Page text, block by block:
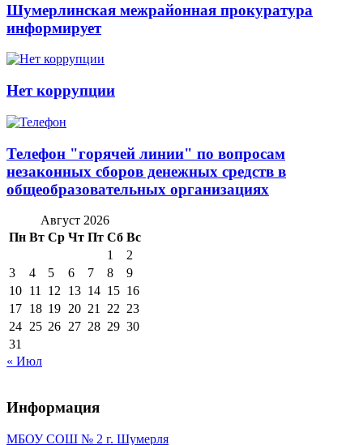
Шумерлинская межрайонная прокуратура
информирует
Нет коррупции
Телефон "горячей линии" по вопросам
незаконных сборов денежных средств в
общеобразовательных организациях
Август 2026
Пн Вт Ср Чт Пт Сб Вс
1
2
3
4 5 6 7 8
9
10 11 12 13 14 15 16
17 18 19 20 21 22 23
24 25 26 27 28 29 30
31
« Июл
Информация
МБОУ СОШ № 2 г. Шумерля